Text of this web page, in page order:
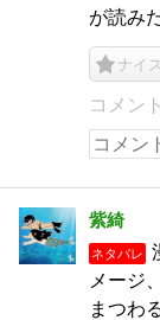
が読み
ナイス
コメン
紫綺
ネタバレ
メージ
まつわ